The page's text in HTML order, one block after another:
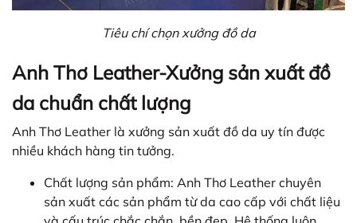
Tiêu chí chọn xưởng đồ da
Anh Thơ Leather-Xưởng sản xuất đồ
da chuẩn chất lượng
Anh Thơ Leather là xưởng sản xuất đồ da uy tín được
nhiều khách hàng tin tưởng.
Chất lượng sản phẩm: Anh Thơ Leather chuyên
sản xuất các sản phẩm từ da cao cấp với chất liệu